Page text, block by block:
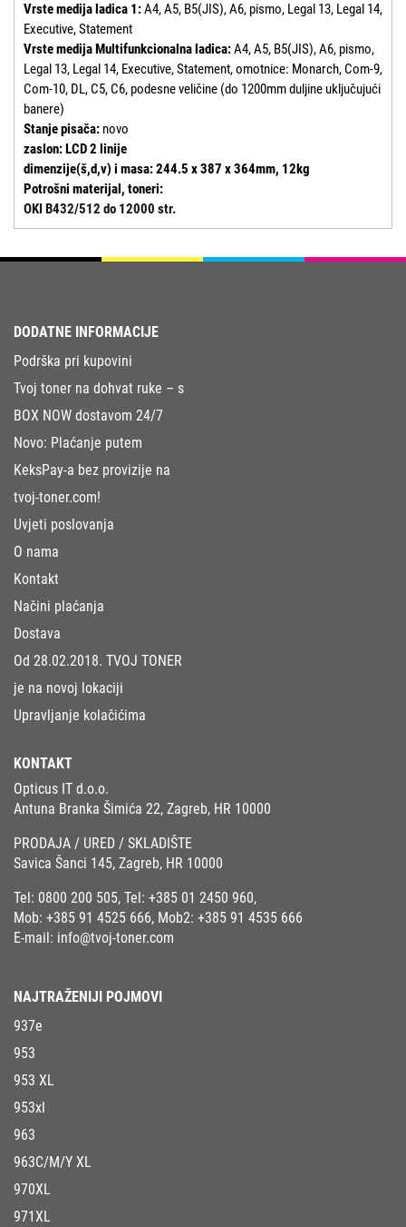
Vrste medija ladica 1:A4, A5, B5(JIS), A6, pismo, Legal 13, Legal 14,
Executive, Statement
Vrste medija Multifunkcionalna ladica:A4, A5, B5(JIS), A6, pismo,
Legal 13, Legal 14, Executive, Statement, omotnice: Monarch, Com-9,
Com-10, DL, C5, C6, podesne veličine (do 1200mm duljine uključujući
banere)
Stanje pisača: novo
zaslon: LCD 2 linije
dimenzije(š,d,v) i masa: 244.5 x 387 x 364mm, 12kg
Potrošni materijal, toneri:
OKI B432/512 do 12000 str.
DODATNE INFORMACIJE
Podrška pri kupovini
Tvoj toner na dohvat ruke – s
BOX NOW dostavom 24/7
Novo: Plaćanje putem
KeksPay-a bez provizije na
tvoj-toner.com!
Uvjeti poslovanja
O nama
Kontakt
Načini plaćanja
Dostava
Od 28.02.2018. TVOJ TONER
je na novoj lokaciji
Upravljanje kolačićima
KONTAKT
Opticus IT d.o.o.
Antuna Branka Šimića 22, Zagreb, HR 10000
PRODAJA / URED / SKLADIŠTE
Savica Šanci 145, Zagreb, HR 10000
Tel: 0800 200 505, Tel: +385 01 2450 960,
Mob: +385 91 4525 666, Mob2: +385 91 4535 666
E-mail: info@tvoj-toner.com
NAJTRAŽENIJI POJMOVI
937e
953
953 XL
953xl
963
963C/M/Y XL
970XL
971XL